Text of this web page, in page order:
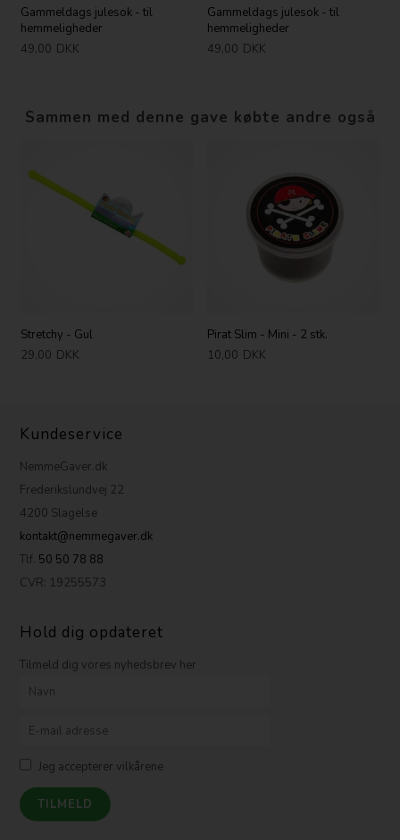
Gammeldags julesok - til
hemmeligheder
49,00 DKK
Gammeldags julesok - til
hemmeligheder
49,00 DKK
Sammen med denne gave købte andre også
Stretchy - Gul
29,00 DKK
Pirat Slim - Mini - 2 stk.
10,00 DKK
Kundeservice
NemmeGaver.dk
Frederikslundvej 22
4200 Slagelse
kontakt@nemmegaver.dk
Tlf. 50 50 78 88
CVR: 19255573
Hold dig opdateret
Tilmeld dig vores nyhedsbrev her
Jeg accepterer vilkårene